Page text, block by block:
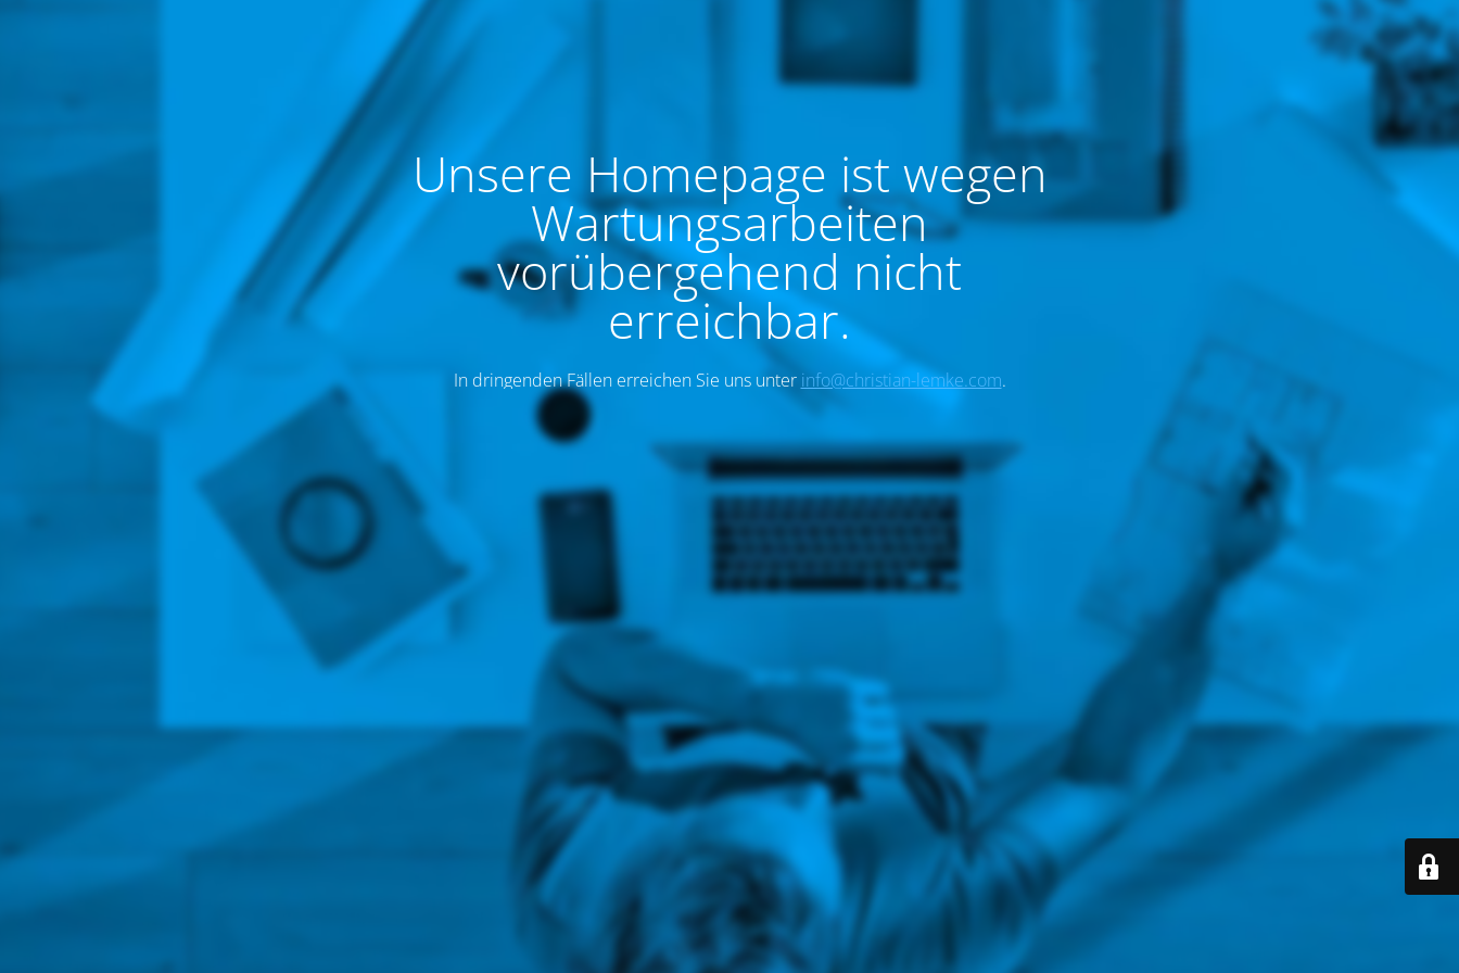
Unsere Homepage ist wegen
Wartungsarbeiten
vorübergehend nicht
erreichbar.
In dringenden Fällen erreichen Sie uns unter info@christian-lemke.com.